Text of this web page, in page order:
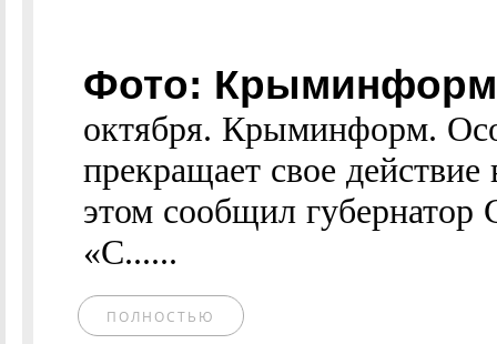
Фото: Крыминформ
октября. Крыминформ.
прекращает свое
этом сообщил губернатор
«С......
ПОЛНОСТЬЮ